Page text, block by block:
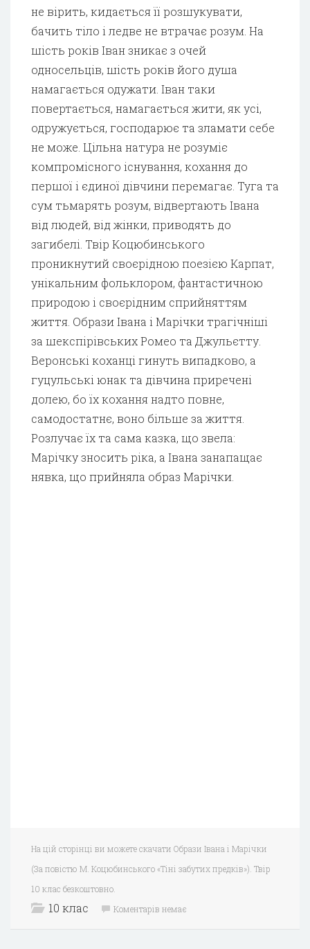
не вірить, кидається її розшукувати,
бачить тіло і ледве не втрачає розум. На
шість років Іван зникає з очей
односельців, шість років його душа
намагається одужати. Іван таки
повертається, намагається жити, як усі,
одружується, господарює та зламати себе
не може. Цільна натура не розуміє
компромісного існування, кохання до
першої і єдиної дівчини перемагає. Туга та
сум тьмарять розум, відвертають Івана
від людей, від жінки, приводять до
загибелі. Твір Коцюбинського
проникнутий своєрідною поезією Карпат,
унікальним фольклором, фантастичною
природою і своєрідним сприйняттям
життя. Образи Івана і Марічки трагічніші
за шекспірівських Ромео та Джульєтту.
Веронські коханці гинуть випадково, а
гуцульські юнак та дівчина приречені
долею, бо їх кохання надто повне,
самодостатнє, воно більше за життя.
Розлучає їх та сама казка, що звела:
Марічку зносить ріка, а Івана занапащає
нявка, що прийняла образ Марічки.
На цій сторінці ви можете скачати Образи Івана і Марічки
(За повістю М. Коцюбинського «Тіні забутих предків»). Твір
10 клас безкоштовно.
10 клас Коментарів немає